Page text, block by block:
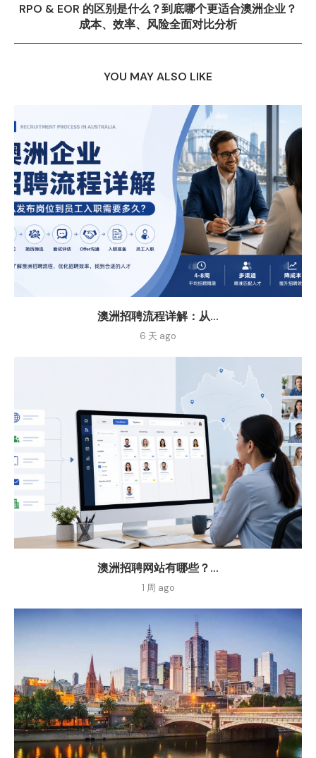
RPO & EOR 的区别是什么？到底哪个更适合澳洲企业？
成本、效率、风险全面对比分析
YOU MAY ALSO LIKE
澳洲招聘流程详解：从...
6 天 ago
澳洲招聘网站有哪些？...
1 周 ago